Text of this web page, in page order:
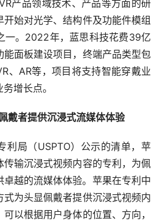
产品领域技术、产品等方面的研
始对光学、结构件及功能件模组
一。2022年，蓝思科技花费39亿
能面板建设项目，终端产品类型包
、AR等，项目将支持智能穿戴业
增长点。
戴者提供沉浸式流媒体体验
利局（USPTO）公示的清单，苹
传输沉浸式视频内容的专利，为佩
越的流媒体体验。苹果在专利中
为头显佩戴者提供沉浸式视频内
以根据用户身体的位置、方向，